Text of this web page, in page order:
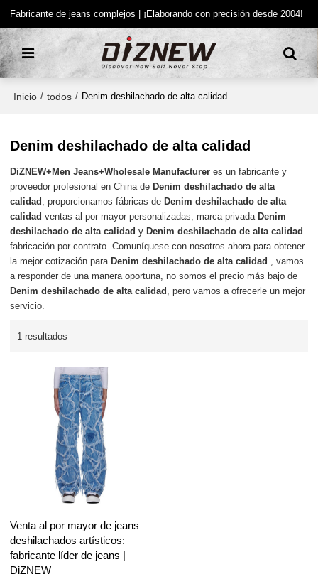
Fabricante de jeans complejos | ¡Elaborando con precisión desde 2004!
Inicio / todos / Denim deshilachado de alta calidad
Denim deshilachado de alta calidad
DiZNEW+Men Jeans+Wholesale Manufacturer es un fabricante y
proveedor profesional en China de Denim deshilachado de alta
calidad , proporcionamos fábricas de Denim deshilachado de alta
calidad ventas al por mayor personalizadas, marca privada Denim
deshilachado de alta calidad y Denim deshilachado de alta calidad
fabricación por contrato. Comuníquese con nosotros ahora para obtener
la mejor cotización para Denim deshilachado de alta calidad , vamos
a responder de una manera oportuna, no somos el precio más bajo de
Denim deshilachado de alta calidad , pero vamos a ofrecerle un mejor
servicio.
1 resultados
Venta al por mayor de jeans
deshilachados artísticos:
fabricante líder de jeans |
DiZNEW